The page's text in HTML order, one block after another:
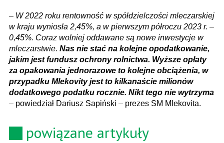
– W 2022 roku rentowność w spółdzielczości mleczarskiej
w kraju wyniosła 2,45%, a w pierwszym półroczu 2023 r. –
0,45%. Coraz wolniej oddawane są nowe inwestycje w
mleczarstwie. Nas nie stać na kolejne opodatkowanie,
jakim jest fundusz ochrony rolnictwa. Wyższe opłaty
za opakowania jednorazowe to kolejne obciążenia, w
przypadku Mlekovity jest to kilkanaście milionów
dodatkowego podatku rocznie. Nikt tego nie wytrzyma
– powiedział Dariusz Sapiński – prezes SM Mlekovita.
powiązane artykuły